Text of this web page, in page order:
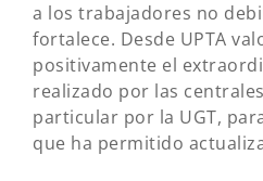
a los trabajadores no
fortalece. Desde UPTA
positivamente el
realizado por las
particular por la UGT,
que ha permitido